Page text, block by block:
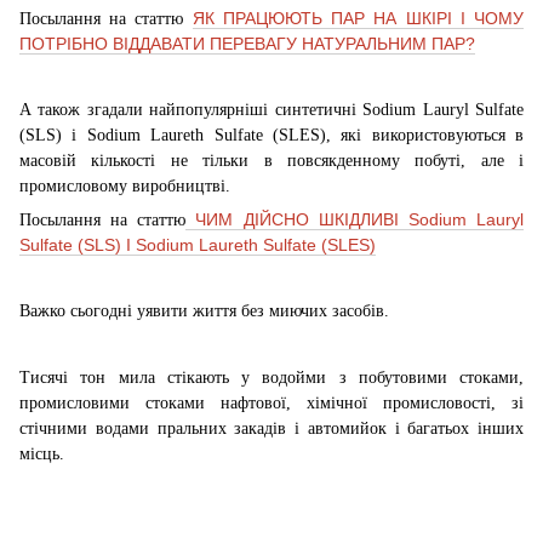
Посылання на статтю ЯК ПРАЦЮЮТЬ ПАР НА ШКІРІ І ЧОМУ
ПОТРІБНО ВІДДАВАТИ ПЕРЕВАГУ НАТУРАЛЬНИМ ПАР?
А також згадали найпопулярніші синтетичні Sodium Lauryl Sulfate
(SLS) і Sodium Laureth Sulfate (SLES), які використовуються в
масовій кількості не тільки в повсякденному побуті, але і
промисловому виробництві.
Посылання на статтю ЧИМ ДІЙСНО ШКІДЛИВІ Sodium Lauryl
Sulfate (SLS) І Sodium Laureth Sulfate (SLES)
Важко сьогодні уявити життя без миючих засобів.
Тисячі тон мила стікають у водойми з побутовими стоками,
промисловими стоками нафтової, хімічної промисловості, зі
стічними водами пральних закадів і автомийок і багатьох інших
місць.